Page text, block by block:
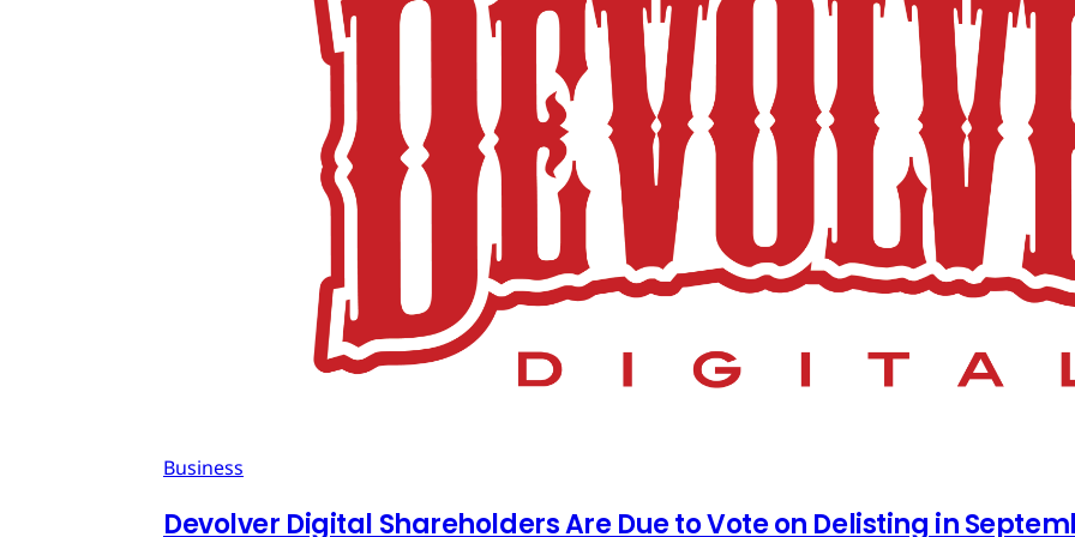
Business
Devolver Digital Shareholders Are Due to Vote on Delisting in